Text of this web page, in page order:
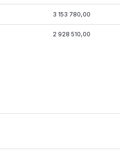
3 153 780,00
2 928 510,00